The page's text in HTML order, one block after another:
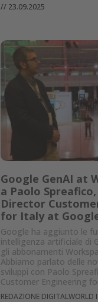
// 23.09.2025
Google GenAI at
a Paolo
Director
for Italy at
Google ha aggiunto le
intelligenza artificiale di
gli abbonamenti
Abbiamo parlato delle
sviluppi con Paolo
Customer Engineering
REDAZIONE DIGITALWORLD